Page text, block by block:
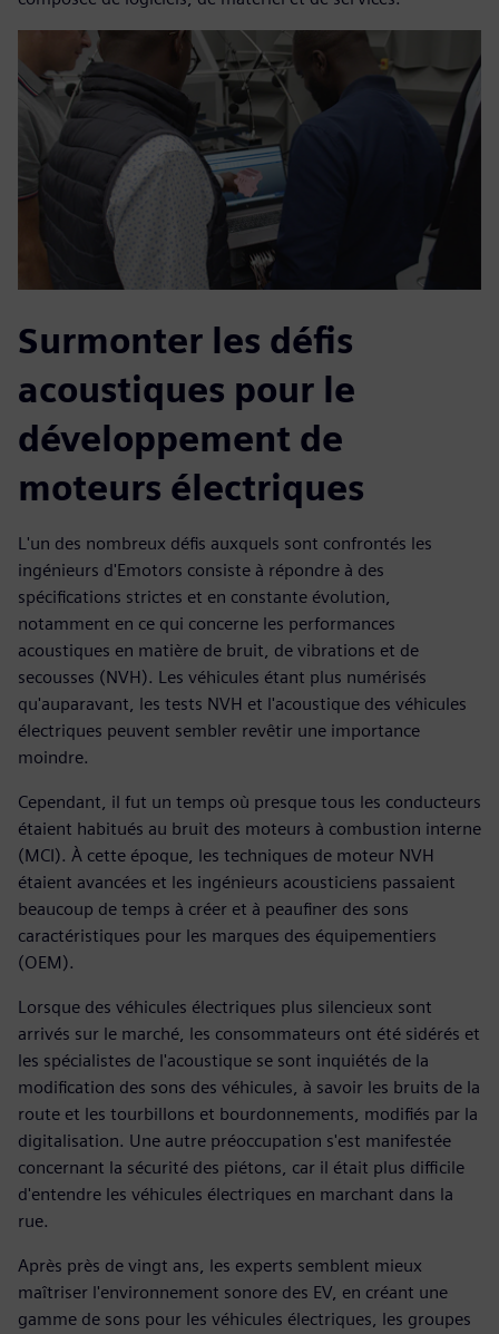
Surmonter les défis
acoustiques pour le
développement de
moteurs électriques
L'un des nombreux défis auxquels sont confrontés les
ingénieurs d'Emotors consiste à répondre à des
spécifications strictes et en constante évolution,
notamment en ce qui concerne les performances
acoustiques en matière de bruit, de vibrations et de
secousses (NVH). Les véhicules étant plus numérisés
qu'auparavant, les tests NVH et l'acoustique des véhicules
électriques peuvent sembler revêtir une importance
moindre.
Cependant, il fut un temps où presque tous les conducteurs
étaient habitués au bruit des moteurs à combustion interne
(MCI). À cette époque, les techniques de moteur NVH
étaient avancées et les ingénieurs acousticiens passaient
beaucoup de temps à créer et à peaufiner des sons
caractéristiques pour les marques des équipementiers
(OEM).
Lorsque des véhicules électriques plus silencieux sont
arrivés sur le marché, les consommateurs ont été sidérés et
les spécialistes de l'acoustique se sont inquiétés de la
modification des sons des véhicules, à savoir les bruits de la
route et les tourbillons et bourdonnements, modifiés par la
digitalisation. Une autre préoccupation s'est manifestée
concernant la sécurité des piétons, car il était plus difficile
d'entendre les véhicules électriques en marchant dans la
rue.
Après près de vingt ans, les experts semblent mieux
maîtriser l'environnement sonore des EV, en créant une
gamme de sons pour les véhicules électriques, les groupes